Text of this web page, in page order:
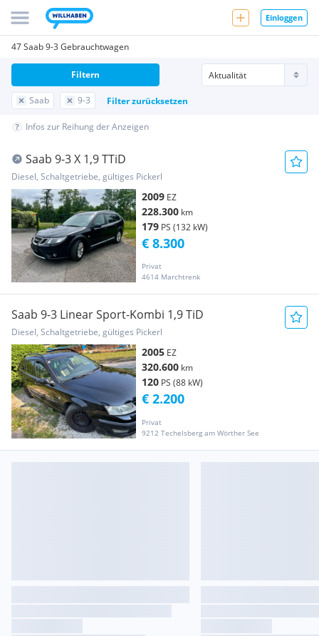
Einloggen
47 Saab 9-3 Gebrauchtwagen
Saab 9-3 Filter zurücksetzen
Filtern
Infos zur Reihung der Anzeigen
Saab 9-3 X 1,9 TTiD
Diesel, Schaltgetriebe, gültiges Pickerl
2009 EZ
228.300 km
179 PS (132 kW)
Privat
4614 Marchtrenk
€ 8.300
Saab 9-3 Linear Sport-Kombi 1,9 TiD
Diesel, Schaltgetriebe, gültiges Pickerl
2005 EZ
320.600 km
120 PS (88 kW)
Privat
9212 Techelsberg am Wörther See
€ 2.200